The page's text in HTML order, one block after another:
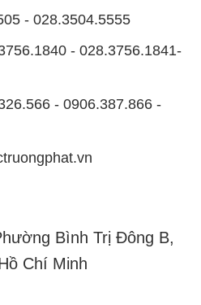
- 028.3504.5555
- 028.3756.1841-
- 0906.387.866 -
Bình Trị Đông B,
Chí Minh